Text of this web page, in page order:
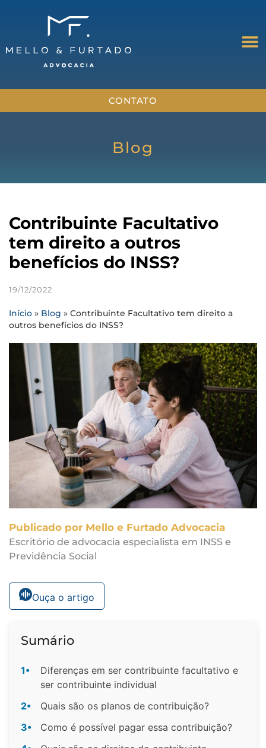
CONTATO
Blog
Contribuinte Facultativo
tem direito a outros
benefícios do INSS?
19/12/2022
Início » Blog » Contribuinte Facultativo tem direito a
outros benefícios do INSS?
Publicado por Mello e Furtado Advocacia
Escritório de advocacia especialista em INSS e
Previdência Social
Ouça o artigo
Sumário
1•
Diferenças em ser contribuinte facultativo e
ser contribuinte individual
2•
Quais são os planos de contribuição?
3•
Como é possível pagar essa contribuição?